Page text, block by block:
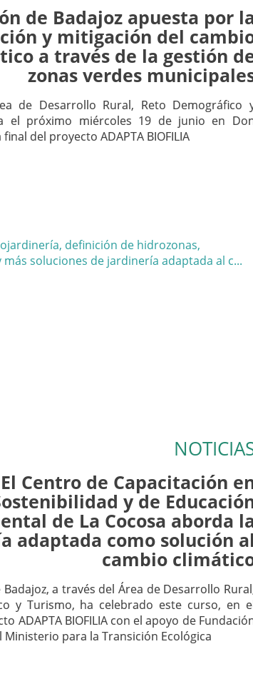
de Badajoz apuesta por
y mitigación del
a través de la gestión
zonas verdes
de Desarrollo Rural, Reto Demográfico
el próximo miércoles 19 de junio en
del proyecto ADAPTA BIOFILIA
El Centro de Capacitación
y de
de La Cocosa aborda
adaptada como solución al
cambio
a través del Área de Desarrollo
y Turismo, ha celebrado este curso, en
ADAPTA BIOFILIA con el apoyo de
Ministerio para la Transición Ecológica